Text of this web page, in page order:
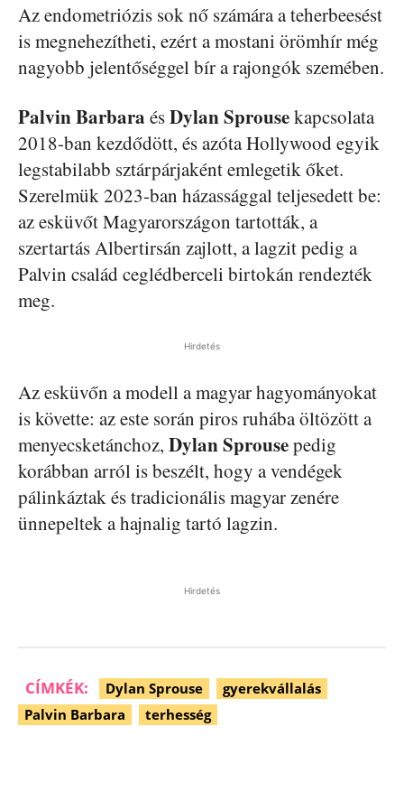
Az endometriózis sok nő számára a teherbeesést
is megnehezítheti, ezért a mostani örömhír még
nagyobb jelentőséggel bír a rajongók szemében.
Palvin Barbara ésDylan Sprousekapcsolata
2018-ban kezdődött, és azóta Hollywood egyik
legstabilabb sztárpárjaként emlegetik őket.
Szerelmük 2023-ban házassággal teljesedett be:
az esküvőt Magyarországon tartották, a
szertartás Albertirsán zajlott, a lagzit pedig a
Palvin család ceglédberceli birtokán rendezték
meg.
Hirdetés
Az esküvőn a modell a magyar hagyományokat
is követte: az este során piros ruhába öltözött a
menyecsketánchoz, Dylan Sprousepedig
korábban arról is beszélt, hogy a vendégek
pálinkáztak és tradicionális magyar zenére
ünnepeltek a hajnalig tartó lagzin.
Hirdetés
CÍMKÉK: Dylan Sprouse
gyerekvállalás
Palvin Barbara
terhesség